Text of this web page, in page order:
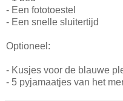
- Een fototoestel
- Een snelle sluitertijd
Optioneel:
- Kusjes voor de blauwe
- 5 pyjamaatjes van het